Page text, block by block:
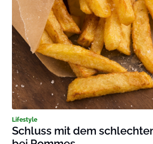
Lifestyle
Schluss mit dem